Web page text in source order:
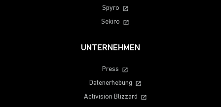
Spyro
Sekiro
UNTERNEHMEN
Press
Datenerhebung
Activision Blizzard